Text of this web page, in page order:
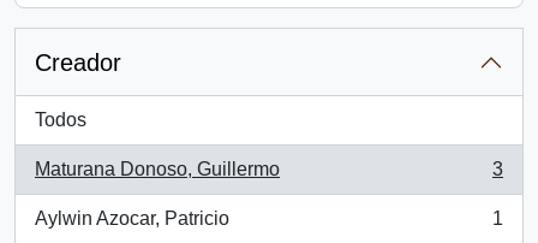
Creador
Todos
Maturana Donoso, Guillermo
, 3 resultados
3
Aylwin Azocar, Patricio
, 1 resultados
1